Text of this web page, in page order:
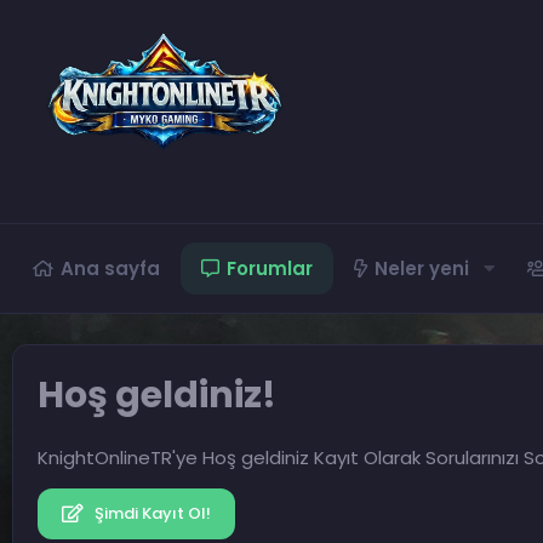
Ana sayfa Forumlar Neler yeni
Hoş geldiniz!
KnightOnlineTR'ye Hoş geldiniz Kayıt Olarak
Şimdi Kayıt Ol!